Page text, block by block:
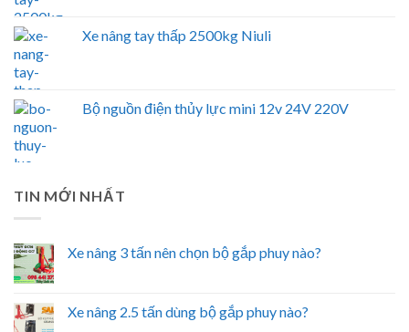
Xe nâng tay thấp 2500kg Niuli
Bộ nguồn điện thủy lực mini 12v 24V 220V
TIN MỚI NHẤT
Xe nâng 3 tấn nên chọn bộ gắp phuy nào?
Xe nâng 2.5 tấn dùng bộ gắp phuy nào?